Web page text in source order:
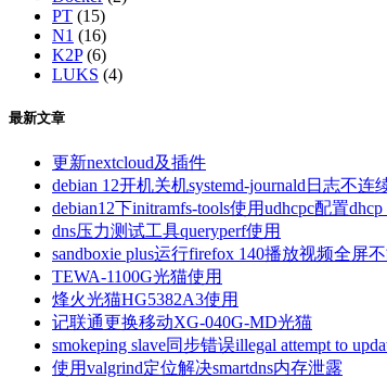
PT (15)
N1 (16)
K2P(6)
LUKS (4)
最新文章
更新nextcloud及插件
debian 12开机关机systemd-journald日志不连
debian12下initramfs-tools使用udhcpc配置dhcp
dns压力测试工具queryperf使用
sandboxie plus运行firefox 140播放视频全屏
TEWA-1100G光猫使用
烽火光猫HG5382A3使用
记联通更换移动XG-040G-MD光猫
smokeping slave同步错误illegal attempt to
使用valgrind定位解决smartdns内存泄露